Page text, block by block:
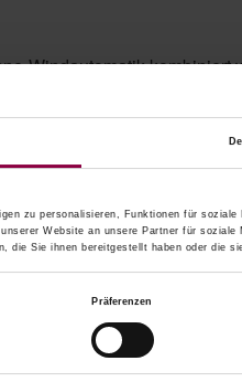
zu personalisieren, Funktionen für
Website an unsere Partner für
die Sie ihnen bereitgestellt haben oder die
Präferenzen
Windautomatik kombiniert
konfektioniert
Ausgestattet werden
Ausgerüstet
Markisenstoffen